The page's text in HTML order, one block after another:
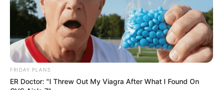
FRIDAY PLANS
ER Doctor: "I Threw Out My Viagra After What I Found On